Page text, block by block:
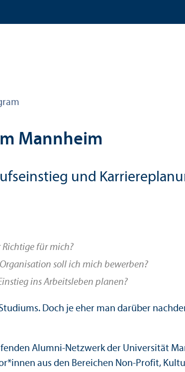
Mannheim
und
Richtige für mich?
soll ich mich bewerben?
ins Arbeitsleben planen?
Doch je eher man darüber
Alumni-Netzwerk der Universität
aus den Bereichen Non-Profit,